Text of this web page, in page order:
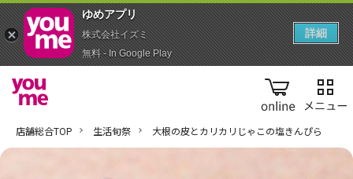
online
店舗総合TOP 生活旬祭 大根の皮とカリカリじゃこの塩きんぴら
ゆめアプ‪リ‬
株式会社イズミ
無料 - In Google Play
詳細